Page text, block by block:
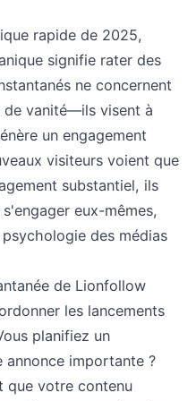
rapide de 2025,
signifie rater des
ne concernent
de vanité—ils visent à
un engagement
visiteurs voient que
substantiel, ils
eux-mêmes,
des médias
de Lionfollow
les lancements
planifiez un
annonce importante ?
que votre contenu